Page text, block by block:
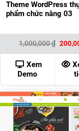
Theme WordPress
phẩm chức năng 03
1,000,000₫ Giá
là:
Xem
Demo